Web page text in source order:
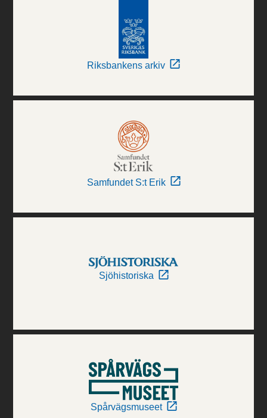
Riksbankens arkiv
Samfundet S:t Erik
Sjöhistoriska
Spårvägsmuseet